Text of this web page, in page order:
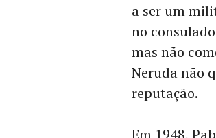
a ser um
no
mas não
Neruda não
reputação.
Em 1948,